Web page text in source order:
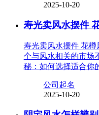
2025-10-20
寿光卖风水摆件
寿光卖风水摆件 花
个与风水相关的市场
秘：如何选择适合你
公司起名
2025-10-20